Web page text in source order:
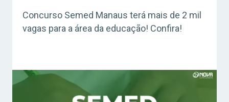
Concurso Semed Manaus terá mais de 2 mil
vagas para a área da educação! Confira!